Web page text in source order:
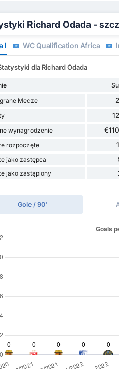
Richard Odada -
I WC Qualification Africa
dla Richard Odada
Mecze
wynagrodzenie
rozpoczęte
jako zastępca
jako zastąpiony
Gole / 90'